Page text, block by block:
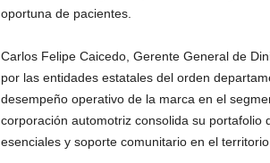
oportuna de pacientes.
Carlos Felipe Caicedo, Gerente General de
por las entidades estatales del orden
desempeño operativo de la marca en el
corporación automotriz consolida su portafolio
esenciales y soporte comunitario en el territorio